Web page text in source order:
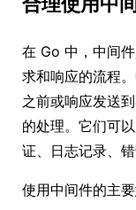
在 Go 中，中间
求和响应的流程
之前或响应发送
的处理。它们可
证、日志记录、
使用中间件的主